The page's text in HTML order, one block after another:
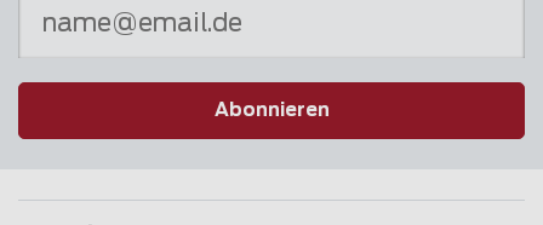
Abonnieren